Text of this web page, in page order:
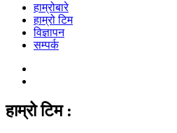
हाम्रोबारे
हाम्रो टिम
विज्ञापन
सम्पर्क
हाम्रो टिम :